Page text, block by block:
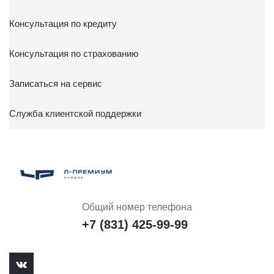
Консультация по кредиту
Консультация по страхованию
Записаться на сервис
Служба клиентской поддержки
Общий номер телефона
+7 (831) 425-99-99